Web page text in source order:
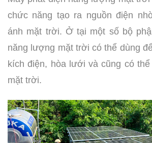
chức năng tạo ra nguồn điện
ánh mặt trời. Ở tại một số bộ
năng lượng mặt trời có thể dùng
kích điện, hòa lưới và cũng có
mặt trời.